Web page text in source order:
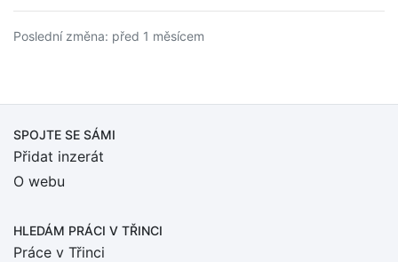
Poslední změna: před 1 měsícem
SPOJTE SE SÁMI
Přidat inzerát
O webu
HLEDÁM PRÁCI V TŘINCI
Práce v Třinci